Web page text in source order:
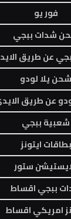
فور يو
شدات ببجي
عن طريق
شحن يلا لودو
عن طريق
شعبية ببجي
بطاقات ايتونز
ستور
ببجي اقساط
امريكي اقساط